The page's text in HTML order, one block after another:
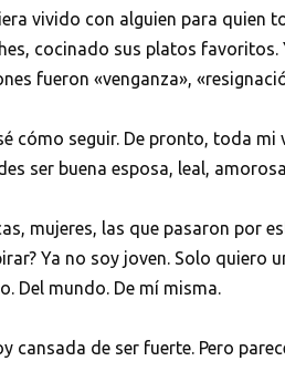
vivido con alguien para quien
cocinado sus platos favoritos.
fueron «venganza»,
cómo seguir. De pronto, toda mi
ser buena esposa, leal,
mujeres, las que pasaron por
Ya no soy joven. Solo quiero
Del mundo. De mí misma.
cansada de ser fuerte. Pero